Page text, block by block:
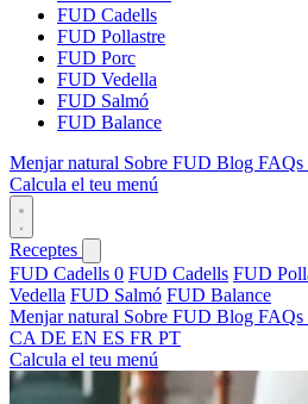
FUD Cadells
FUD Pollastre
FUD Porc
FUD Vedella
FUD Salmó
FUD Balance
Menjar natural Sobre FUD Blog FAQs
Calcula el teu menú
Receptes
FUD Cadells 0 FUD Cadells FUD
Vedella FUD Salmó FUD Balance
Menjar natural Sobre FUD Blog FAQs
CA DE EN ES FR PT
Calcula el teu menú